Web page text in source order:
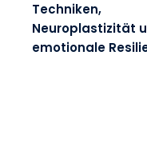
Techniken,
Neuroplastizität
emotionale